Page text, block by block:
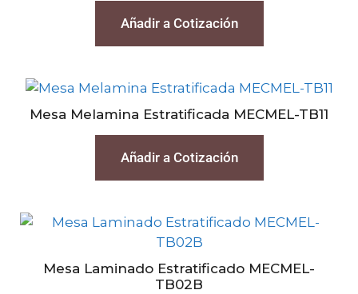
Añadir a Cotización
Mesa Melamina Estratificada MECMEL-TB11
Añadir a Cotización
Mesa Laminado Estratificado MECMEL-
TB02B